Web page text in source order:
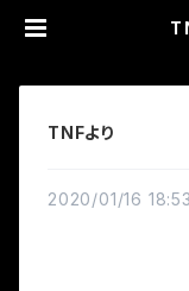
TNFより
2020/01/16 18:53